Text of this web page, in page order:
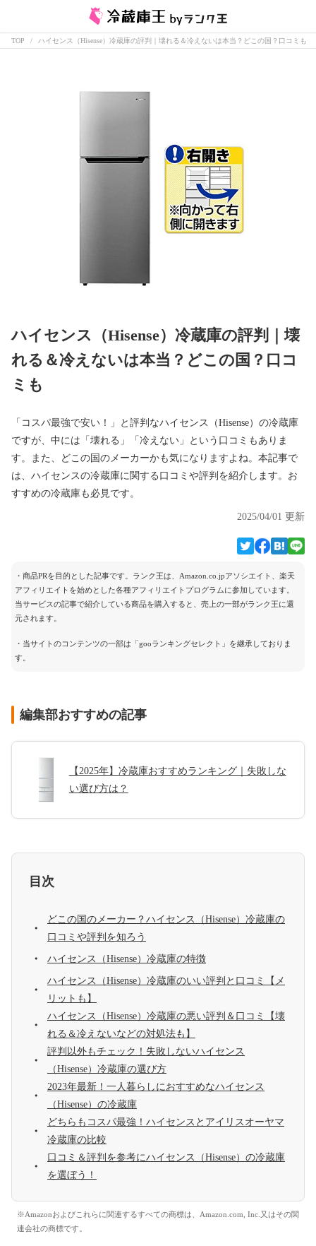
TOP ハイセンス（Hisense）冷蔵庫の評判｜壊れる＆冷えないは本当？どこの国？口コミも
ハイセンス（Hisense）冷蔵庫の評判｜壊
れる＆冷えないは本当？どこの国？口コ
ミも
「コスパ最強で安い！」と評判なハイセンス（Hisense）の冷蔵庫
ですが、中には「壊れる」「冷えない」という口コミもありま
す。また、どこの国のメーカーかも気になりますよね。本記事で
は、ハイセンスの冷蔵庫に関する口コミや評判を紹介します。お
すすめの冷蔵庫も必見です。
2025/04/01 更新
・商品PRを目的とした記事です。ランク王は、Amazon.co.jpアソシエイト、楽天
アフィリエイトを始めとした各種アフィリエイトプログラムに参加しています。
当サービスの記事で紹介している商品を購入すると、売上の一部がランク王に還
元されます。
・当サイトのコンテンツの一部は「gooランキングセレクト」を継承しておりま
す。
編集部おすすめの記事
【2025年】冷蔵庫おすすめランキング｜失敗しな
い選び方は？
目次
どこの国のメーカー？ハイセンス（Hisense）冷蔵庫の
口コミや評判を知ろう
ハイセンス（Hisense）冷蔵庫の特徴
ハイセンス（Hisense）冷蔵庫のいい評判と口コミ【メ
リットも】
ハイセンス（Hisense）冷蔵庫の悪い評判＆口コミ【壊
れる＆冷えないなどの対処法も】
評判以外もチェック！失敗しないハイセンス
（Hisense）冷蔵庫の選び方
2023年最新！一人暮らしにおすすめなハイセンス
（Hisense）の冷蔵庫
どちらもコスパ最強！ハイセンスとアイリスオーヤマ
冷蔵庫の比較
口コミ＆評判を参考にハイセンス（Hisense）の冷蔵庫
を選ぼう！
※Amazonおよびこれらに関連するすべての商標は、Amazon.com, Inc.又はその関
連会社の商標です。